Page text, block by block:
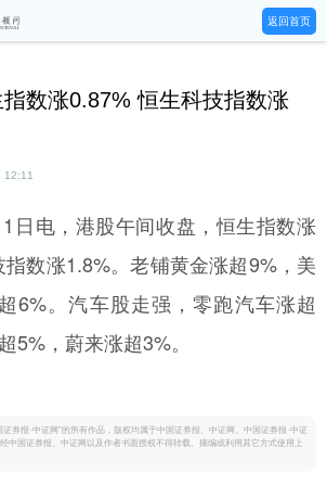
返回首页
数涨0.87% 恒生科技指数涨
12:11
日电，港股午间收盘，恒生指数涨
数涨1.8%。老铺黄金涨超9%，美
6%。汽车股走强，零跑汽车涨超
5%，蔚来涨超3%。
券报·中证网”的所有作品，版权均属于中国证券报、中证网。中国证券报·中证
中国证券报、中证网以及作者书面授权不得转载、摘编或利用其它方式使用上